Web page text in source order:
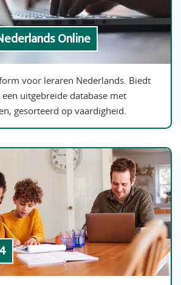
Online
voor leraren Nederlands. Biedt
uitgebreide database met
gesorteerd op vaardigheid.